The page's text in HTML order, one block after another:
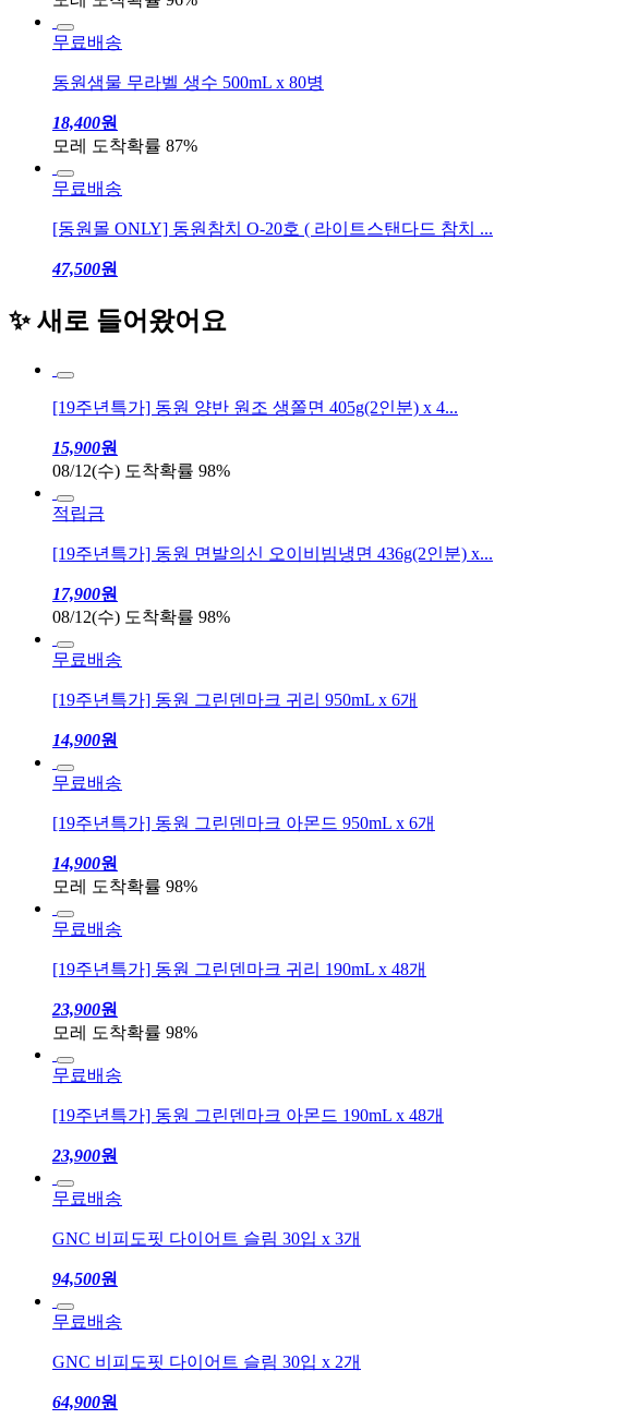
무료배송
동원샘물 무라벨 생수 500mL x 80병
18,400원
모레 도착확률 87%
무료배송
[동원몰 ONLY] 동원참치 O-20호 ( 라이트스탠다드 참치 ...
47,500원
✨ 새로 들어왔어요
[19주년특가] 동원 양반 원조 생쫄면 405g(2인분) x 4...
15,900원
08/12(수) 도착확률 98%
적립금
[19주년특가] 동원 면발의신 오이비빔냉면 436g(2인분) x...
17,900원
08/12(수) 도착확률 98%
무료배송
[19주년특가] 동원 그린덴마크 귀리 950mL x 6개
14,900원
무료배송
[19주년특가] 동원 그린덴마크 아몬드 950mL x 6개
14,900원
모레 도착확률 98%
무료배송
[19주년특가] 동원 그린덴마크 귀리 190mL x 48개
23,900원
모레 도착확률 98%
무료배송
[19주년특가] 동원 그린덴마크 아몬드 190mL x 48개
23,900원
무료배송
GNC 비피도핏 다이어트 슬림 30입 x 3개
94,500원
무료배송
GNC 비피도핏 다이어트 슬림 30입 x 2개
64,900원